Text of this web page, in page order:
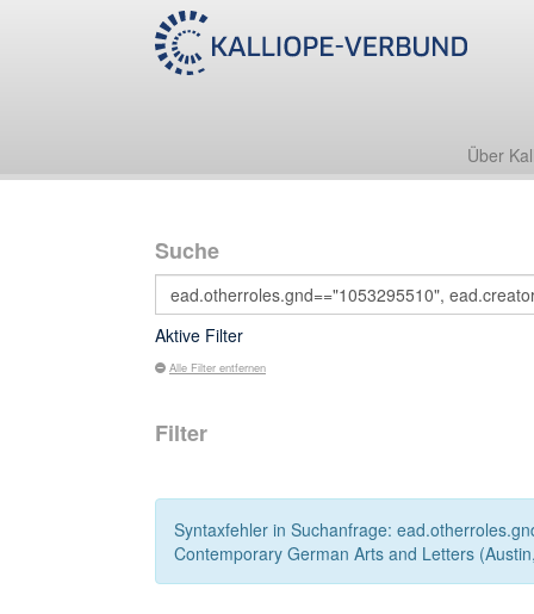
Über
Suche
Aktive Filter
Alle Filter entfernen
Filter
Syntaxfehler in Suchanfrage:
Contemporary German Arts and Letters